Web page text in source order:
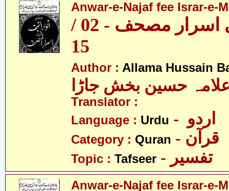
Anwar-e-Najaf fee Israr-e-
انوارِ نجف فی اسرار مصحف - 02 /
15
Author : Allama Hussain
حسین بخش جاڑا
Translator :
Language : Urdu
Category : Quran - قرآن
Topic : Tafseer - تفسیر
Anwar-e-Najaf fee Israr-e-